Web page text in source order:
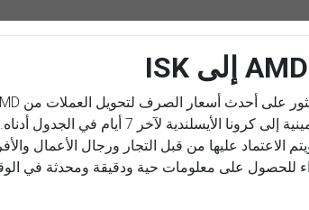
يمكنك أيضًا العثور على الأسعار من الجرمانية الأرمينية إلى كرونا
الاعتماد عليها من قبل التجار ورجال الأعمال
للحصول على معلومات حية ودقيقة ومحدثة في